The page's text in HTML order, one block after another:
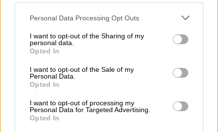
Please note that this website/app uses one or more Google
not limited to your visit or usage behaviour. You may click to
grant or deny consent to Google and its third-party tags to
use your data for below specified purposes in below Google
consent section.
Personal Data Processing Opt Outs
I want to opt-out of the Sharing of my
personal data.
Opted In
I want to opt-out of the Sale of my
Personal Data.
Opted In
I want to opt-out of processing my
Personal Data for Targeted Advertising.
Opted In